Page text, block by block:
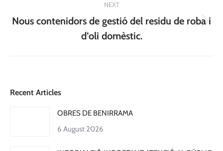
NEXT
Next
post:
Nous contenidors de gestió del residu de roba i
d’oli domèstic.
Recent Articles
OBRES DE BENIRRAMA
6 August 2026